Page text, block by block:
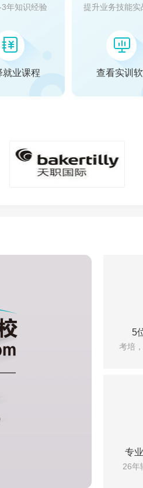
年知识经验
就业课程
提升业务技能实
查看实训
5
考培
专
26年